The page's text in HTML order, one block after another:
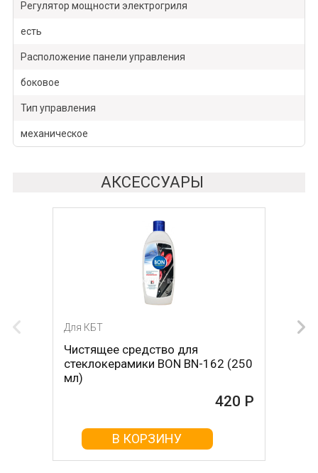
Регулятор мощности электрогриля
есть
Расположение панели управления
боковое
Тип управления
механическое
АКСЕССУАРЫ
Для КБТ
Чистящее средство для
стеклокерамики BON BN-162 (250
мл)
420 Р
В КОРЗИНУ
Для КБТ
Скребок для ухода за
стеклокерамикой BON BN-603
В КОРЗИНУ